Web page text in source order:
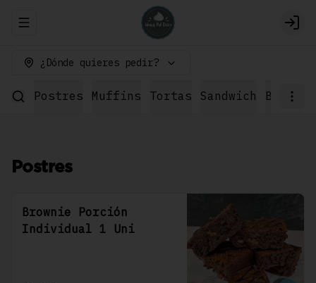
Abrir menu de navegación
¿Dónde quieres pedir?
Postres Muffins Tortas Sandwich
Postres
Brownie Porción
Individual 1 Uni